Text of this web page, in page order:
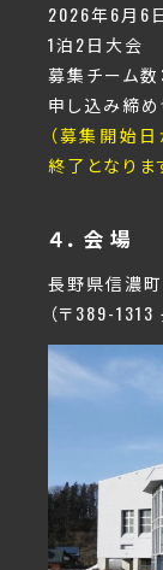
2026年6月6日
1泊2日大会
募集チーム数
申し込み締
（募集開始
終了となります
４．会場
長野県信濃
（〒389-